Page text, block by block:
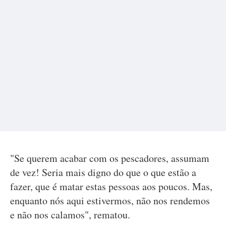
"Se querem acabar com os pescadores, assumam
de vez! Seria mais digno do que o que estão a
fazer, que é matar estas pessoas aos poucos. Mas,
enquanto nós aqui estivermos, não nos rendemos
e não nos calamos", rematou.